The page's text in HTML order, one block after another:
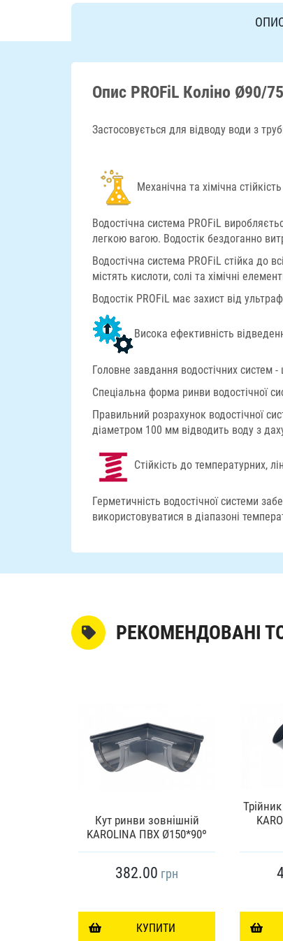
Опис PROFiL Коліно Ø90/
Застосовується для відводу води з
Механічна та хімічна стійкість
Водостічна система PROFiL
легкою вагою. Водостік бездоганно
Водостічна система PROFiL стійка до
містять кислоти, солі та хімічні
Водостік PROFiL має захист від
Висока ефективність
Головне завдання водостічних систем
Спеціальна форма ринви водостічної
Правильний розрахунок водостічної
діаметром 100 мм відводить воду з
Стійкість до температурних,
Герметичність водостічної системи
використовуватися в діапазоні
РЕКОМЕНДОВАНІ
Кут ринви зовнішній
KAROLINA ПВХ Ø150*90º
382.00 грн
КУПИТИ